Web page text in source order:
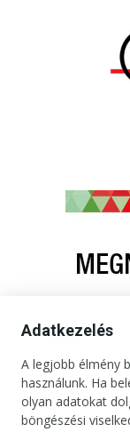
Adatkezelés
A legjobb élmény
használunk. Ha
olyan adatokat
böngészési